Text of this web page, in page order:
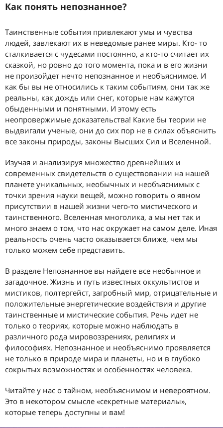
Как понять непознанное?
Таинственные события привлекают умы и чувства
людей, завлекают их в неведомые ранее миры. Кто- то
сталкивается с чудесами постоянно, а кто-то считает их
сказкой, но ровно до того момента, пока и в его жизни
не произойдет нечто непознанное и необъяснимое. И
как бы вы не относились к таким событиям, они так же
реальны, как дождь или снег, которые нам кажутся
обыденными и понятными. И этому есть
неопровержимые доказательства! Какие бы теории не
выдвигали ученые, они до сих пор не в силах объяснить
все законы природы, законы Высших Сил и Вселенной.
Изучая и анализируя множество древнейших и
современных свидетельств о существовании на нашей
планете уникальных, необычных и необъяснимых с
точки зрения науки вещей, можно говорить о явном
присутствии в нашей жизни чего-то мистического и
таинственного. Вселенная многолика, а мы нет так и
много знаем о том, что нас окружает на самом деле. Иная
реальность очень часто оказывается ближе, чем мы
только можем себе представить.
В разделе Непознанное вы найдете все необычное и
загадочное. Жизнь и путь известных оккультистов и
мистиков, полтергейст, загробный мир, отрицательные и
положительные энергетические воздействия и другие
таинственные и мистические события. Речь идет не
только о теориях, которые можно наблюдать в
различного рода мировоззрениях, религиях и
философиях. Непознанное и необъяснимо проявляется
не только в природе мира и планеты, но и в глубоко
сокрытых возможностях и особенностях человека.
Читайте у нас о тайном, необъяснимом и невероятном.
Это в некотором смысле «секретные материалы»,
которые теперь доступны и вам!